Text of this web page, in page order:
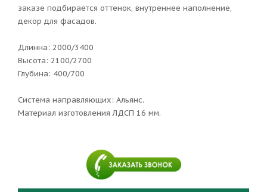
заказе подбирается оттенок, внутреннее наполнение,
декор для фасадов.
Длинна: 2000/3400
Высота: 2100/2700
Глубина: 400/700
Система направляющих: Альянс.
Материал изготовления ЛДСП 16 мм.